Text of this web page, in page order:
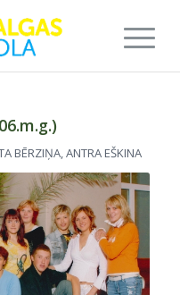
BĒRZIŅA, ANTRA EŠKINA